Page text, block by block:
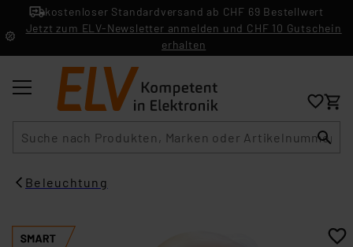
kostenloser Standardversand ab CHF 69 Bestellwert
Jetzt zum ELV-Newsletter anmelden und CHF 10 Gutschein
erhalten
Beleuchtung​